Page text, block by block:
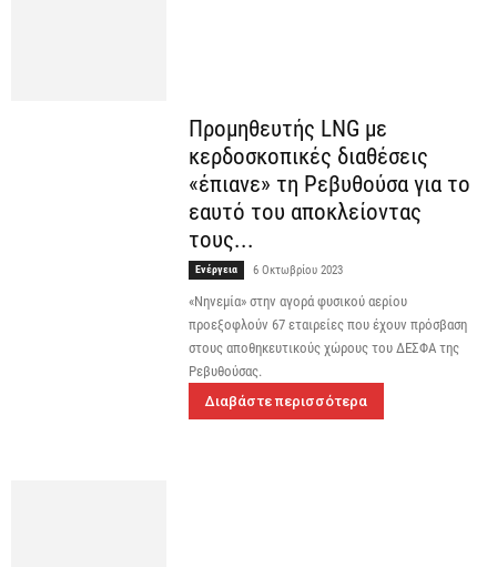
Προμηθευτής LNG με
κερδοσκοπικές διαθέσεις
«έπιανε» τη Ρεβυθούσα για το
εαυτό του αποκλείοντας
τους...
Ενέργεια 6 Οκτωβρίου 2023
«Νηνεμία» στην αγορά φυσικού αερίου
προεξοφλούν 67 εταιρείες που έχουν πρόσβαση
στους αποθηκευτικούς χώρους του ΔΕΣΦΑ της
Ρεβυθούσας.
Διαβάστε περισσότερα